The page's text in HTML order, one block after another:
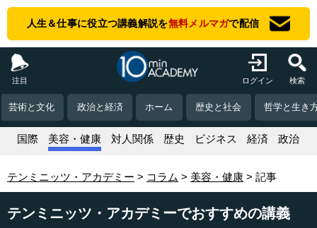
人生＆仕事に役立つ講義解説を無料メルマガで配信
注目 ログイン 検索
芸術と文化 政治と経済 ホーム 歴史と社会 哲学と生き
国際 美容・健康 対人関係 歴史 ビジネス 経済 政治
テンミニッツ・アカデミー コラム 美容・健康 記事
テンミニッツ・アカデミーでおすすめの講義